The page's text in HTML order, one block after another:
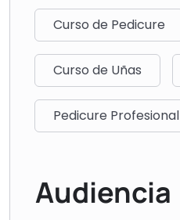
Curso de Pedicure
Curso de Uñas
Pedicure Profesional
Audiencia